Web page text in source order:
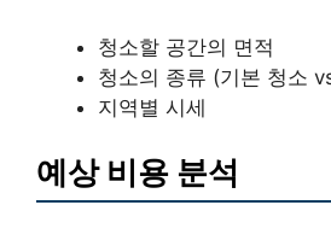
청소할 공간의 면적
청소의 종류 (기본 청소
지역별 시세
예상 비용 분석